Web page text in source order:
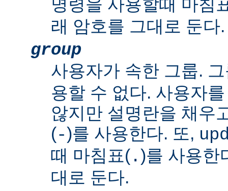
명령을 사용할때 마침
래 암호를 그대로 둔다.
group
사용자가 속한 그룹.
용할 수 없다. 사용자
않지만 설명란을 채우
(-)를 사용한다. 또,
때 마침표( .)를 사용한
대로 둔다.